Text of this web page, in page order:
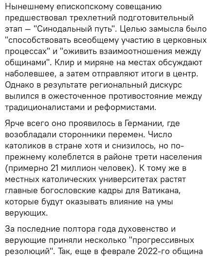
Нынешнему епископскому совещанию
предшествовал трехлетний подготовительный
этап — "Синодальный путь". Целью замысла было
"способствовать всеобщему участию в церковных
процессах" и "оживить взаимоотношения между
общинами". Клир и миряне на местах обсуждают
наболевшее, а затем отправляют итоги в центр.
Однако в результате региональный дискурс
вылился в ожесточенное противостояние между
традиционалистами и реформистами.
Ярче всего оно проявилось в Германии, где
возобладали сторонники перемен. Число
католиков в стране хотя и снизилось, но по-
прежнему колеблется в районе трети населения
(примерно 21 миллион человек). К тому же в
местных католических университетах растят
главные богословские кадры для Ватикана,
которые будут оказывать влияние на умы
верующих.
За последние полтора года духовенство и
верующие приняли несколько "прогрессивных
резолюций". Так, еще в феврале 2022-го община